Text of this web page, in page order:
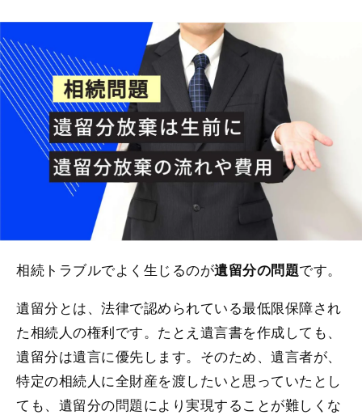
相続トラブルでよく生じるのが遺留分の問題です。
遺留分とは、法律で認められている最低限保障され
た相続人の権利です。たとえ遺言書を作成しても、
遺留分は遺言に優先します。そのため、遺言者が、
特定の相続人に全財産を渡したいと思っていたとし
ても、遺留分の問題により実現することが難しくな